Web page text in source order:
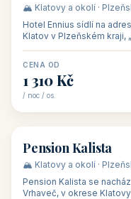
🏔️ Klatovy a okolí ·
Hotel Ennius sídlí na
Klatov v Plzeňském kraji,
CENA OD
1 310 Kč
/ noc / os.
🏡 penzion
Pension Kalista
🏔️ Klatovy a okolí ·
Pension Kalista se
Vrhaveč, v okrese